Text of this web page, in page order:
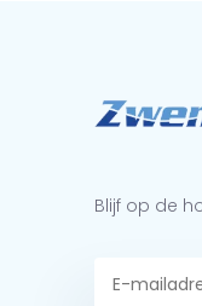
Blijf op de